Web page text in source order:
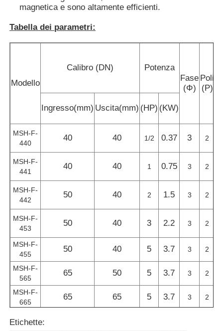
Chi siamo
Controllo di qualità
Contattaci
notizie
Tutti i casi
Richiedere un preventivo
Pompa di innesco di auto
Pompa magnetica
magnetica e sono altamente efficienti.
Tabella dei parametri:
Modello
Calibro (DN)
Potenza
Fase
(Φ)
Poli
(P)
Ingresso(mm) Uscita(mm) (HP) (KW)
MSH-F-
440
40 40 1/2 0.37 3 2
MSH-F-
441
40 40 1 0.75 3 2
MSH-F-
442
50 40 2 1.5 3 2
MSH-F-
453
50 40 3 2.2 3 2
MSH-F-
455
50 40 5 3.7 3 2
MSH-F-
565
65 50 5 3.7 3 2
MSH-F-
665
65 65 5 3.7 3 2
Etichette: